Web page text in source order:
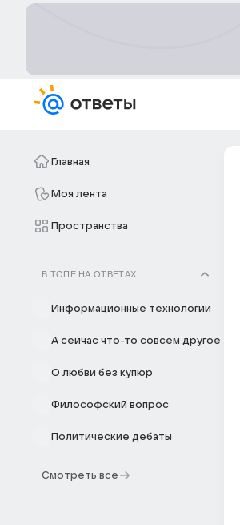
Главная
Моя лента
Пространства
В ТОПЕ НА ОТВЕТАХ
Информационные технологии
А сейчас что-то совсем другое
О любви без купюр
Философский вопрос
Политические дебаты
Смотреть все